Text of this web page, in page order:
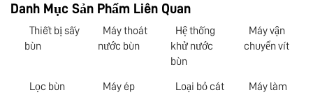
Danh Mục Sản Phẩm Liên Quan
Thiết bị sấy
bùn
Máy thoát
nước bùn
Hệ thống
khử nước
bùn
Máy vận
chuyển vít
Lọc bùn
Máy ép
Loại bỏ cát
Máy làm